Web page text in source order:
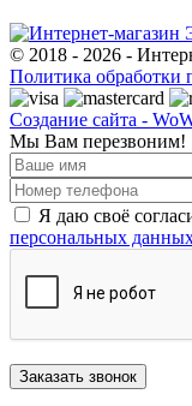
© 2018 - 2026 -
Политика обработки
Создание сайта -
Мы Вам перезвоним!
Я даю своё
персональных